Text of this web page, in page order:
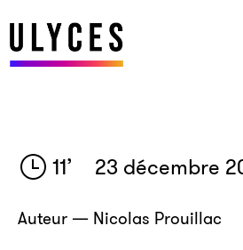
11’ 23 décembre
Auteur — Nicolas Prouillac